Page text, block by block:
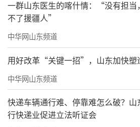
一群山东医生的喀什情：“没有担当
不了援疆人”
中华网山东频道
用好改革“关键一招”，山东加快塑
中华网山东频道
快递车辆通行难、停靠难怎么破？山
行快递业促进立法听证会